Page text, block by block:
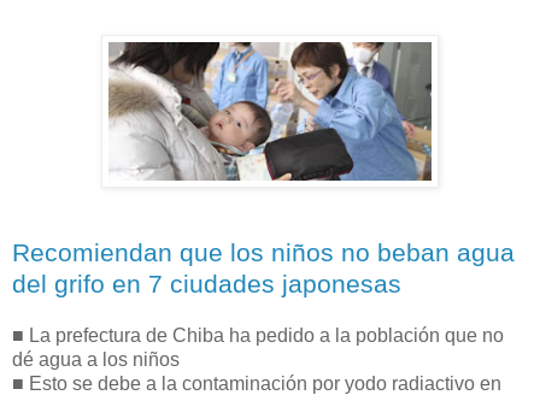
Recomiendan que los niños no beban agua
del grifo en 7 ciudades japonesas
■ La prefectura de Chiba ha pedido a la población que no
dé agua a los niños
■ Esto se debe a la contaminación por yodo radiactivo en